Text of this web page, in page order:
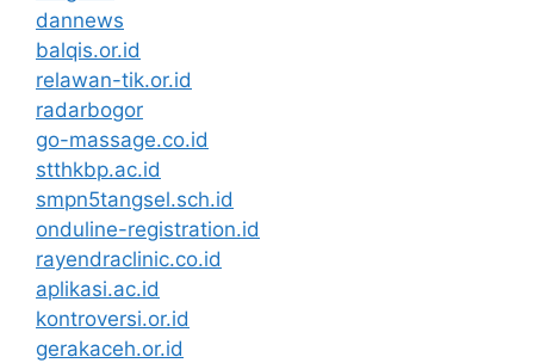
dannews
balqis.or.id
relawan-tik.or.id
radarbogor
go-massage.co.id
stthkbp.ac.id
smpn5tangsel.sch.id
onduline-registration.id
rayendraclinic.co.id
aplikasi.ac.id
kontroversi.or.id
gerakaceh.or.id